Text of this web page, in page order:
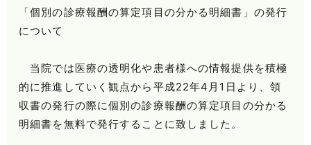
「個別の診療報酬の算定項目の分かる明細書」の発行
について
当院では医療の透明化や患者様への情報提供を積極
的に推進していく観点から平成22年4月1日より、領
収書の発行の際に個別の診療報酬の算定項目の分かる
明細書を無料で発行することに致しました。